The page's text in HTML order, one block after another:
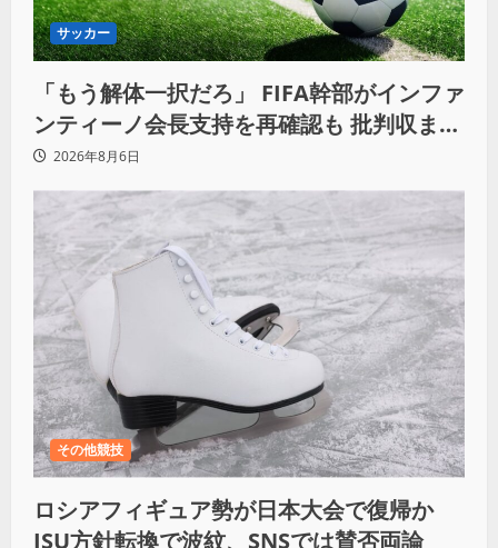
サッカー
「もう解体一択だろ」 FIFA幹部がインファ
ンティーノ会長支持を再確認も 批判収まら
ず2026年8月6日
その他競技
ロシアフィギュア勢が日本大会で復帰か
ISU方針転換で波紋、SNSでは賛否両論